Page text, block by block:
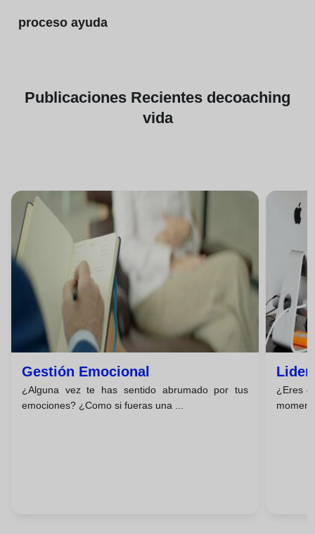
proceso ayuda
Publicaciones Recientes decoaching
vida
Gestión Emocional
¿Alguna vez te has sentido abrumado por tus
emociones? ¿Como si fueras una ...
¿Eres